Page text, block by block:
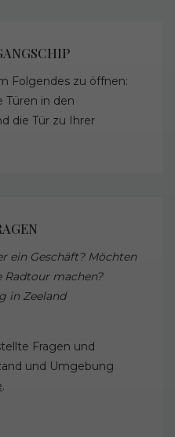
Folgendes zu öffnen:
Türen in den
die Tür zu Ihrer
ein Geschäft? Möchten
Radtour machen?
in Zeeland
Fragen und
und Umgebung
.